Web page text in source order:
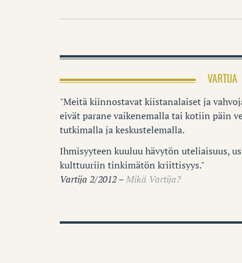
VARTIJA
"Meitä kiinnostavat kiistanalaiset ja
eivät parane vaikenemalla tai kotiin päin
tutkimalla ja keskustelemalla.
Ihmisyyteen kuuluu hävytön uteliaisuus,
kulttuuriin tinkimätön kriittisyys."
Vartija 2/2012 –Mikä Vartija?